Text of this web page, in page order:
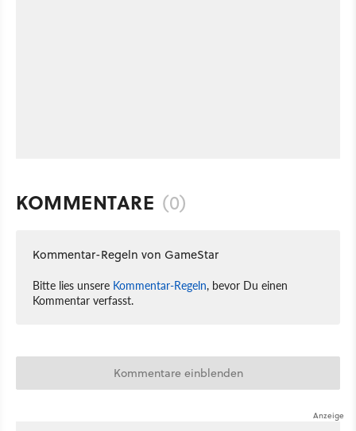
KOMMENTARE (0)
Kommentar-Regeln von GameStar
Bitte lies unsere Kommentar-Regeln, bevor Du einen
Kommentar verfasst.
Kommentare einblenden